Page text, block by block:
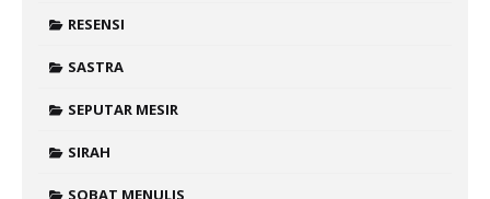
RESENSI
SASTRA
SEPUTAR MESIR
SIRAH
SOBAT MENULIS